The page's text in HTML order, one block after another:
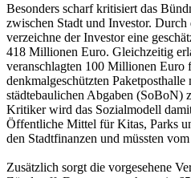
Besonders scharf kritisiert das
zwischen Stadt und Investor. Durch
verzeichne der Investor eine
418 Millionen Euro. Gleichzeitig
veranschlagten 100 Millionen Euro
denkmalgeschützten Paketposthalle
städtebaulichen Abgaben (SoBoN)
Kritiker wird das Sozialmodell
Öffentliche Mittel für Kitas, Parks
den Stadtfinanzen und müssten
Zusätzlich sorgt die vorgesehene